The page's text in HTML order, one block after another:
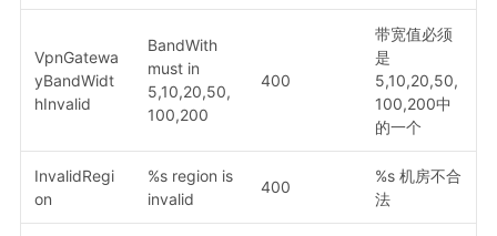
VpnGatewa
yBandWidt
hInvalid
BandWith
must in
5,10,20,50,
100,200
400
带宽值必须
是
5,10,20,50,
100,200中
的一个
InvalidRegi
on
%s region is
invalid
400
%s 机房不合
法